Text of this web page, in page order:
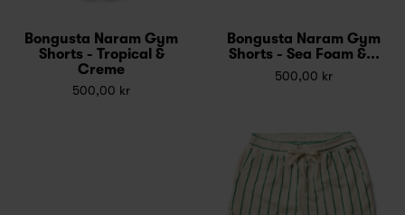
Bongusta Naram Gym
Shorts - Tropical &
Creme
500,00 kr
Bongusta Naram Gym
Shorts - Sea Foam &...
500,00 kr